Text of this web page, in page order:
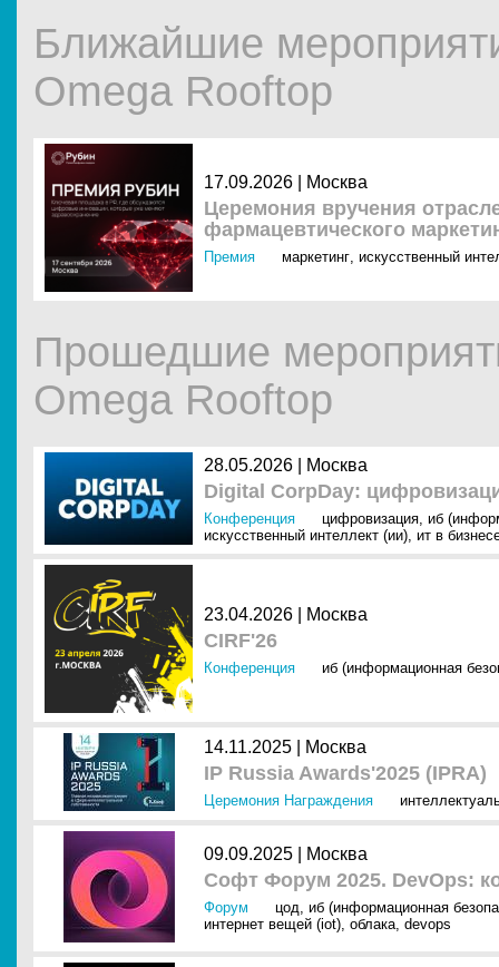
Ближайшие
Omega Rooftop
17.09.2026 | Москва
Церемония вручения
фармацевтического
Премия маркетинг, искусственный
Прошедшие
Omega Rooftop
28.05.2026 | Москва
Digital CorpDay:
Конференция цифровизация, иб
искусственный интеллект (ии), ит в
23.04.2026 | Москва
CIRF'26
Конференция иб (информационная
14.11.2025 | Москва
IP Russia Awards'2025 (IPRA)
Церемония Награждения
09.09.2025 | Москва
Софт Форум 2025. DevOps:
Форум цод, иб (информационная
интернет вещей (iot), облака, devops